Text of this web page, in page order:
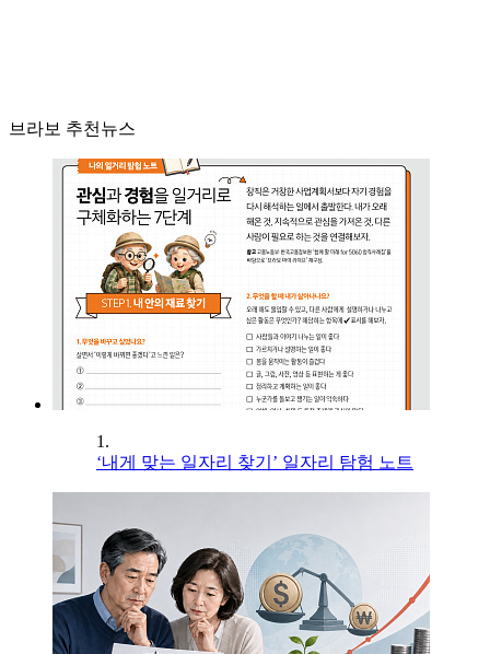
브라보 추천뉴스
1.
‘내게 맞는 일자리 찾기’ 일자리 탐험 노트